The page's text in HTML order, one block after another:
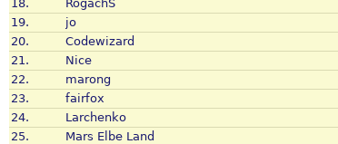
18.
RogachS
19.
jo
20.
Codewizard
21.
Nice
22.
marong
23. fairfox
24. Larchenko
25. Mars Elbe Land